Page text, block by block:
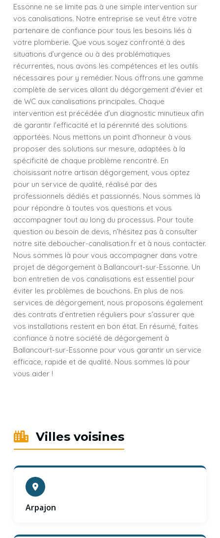
Essonne ne se limite pas à une simple intervention sur
vos canalisations. Notre entreprise se veut être votre
partenaire de confiance pour tous les besoins liés à
votre plomberie. Que vous soyez confronté à des
situations d’urgence ou à des problématiques
récurrentes, nous avons les compétences et les outils
nécessaires pour y remédier. Nous offrons une gamme
complète de services allant du dégorgement d'évier et
de WC aux canalisations principales. Chaque
intervention est précédée d’un diagnostic minutieux afin
de garantir l'efficacité et la pérennité des solutions
apportées. Nous mettons un point d'honneur à vous
proposer des solutions sur mesure, adaptées à la
spécificité de chaque problème rencontré. En
choisissant notre artisan dégorgement, vous optez
pour un service de qualité, réalisé par des
professionnels dédiés et passionnés. Nous sommes là
pour répondre à toutes vos questions et vous
accompagner tout au long du processus. Pour toute
question ou besoin de devis, n’hésitez pas à consulter
notre site deboucher-canalisation.fr et à nous contacter.
Nous sommes là pour vous accompagner dans votre
projet de dégorgement à Ballancourt-sur-Essonne. Un
bon entretien de vos canalisations est essentiel pour
éviter les problèmes de bouchons. En plus de nos
services de dégorgement, nous proposons également
des contrats d’entretien réguliers pour s’assurer que
vos installations restent en bon état. En résumé, faites
confiance à notre société de dégorgement à
Ballancourt-sur-Essonne pour vous garantir un service
efficace, rapide et de qualité. Nous sommes là pour
vous aider !
Villes voisines
Arpajon